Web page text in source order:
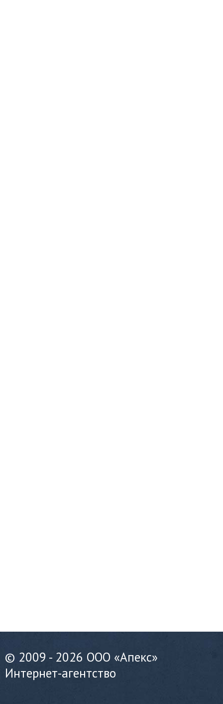
© 2009 - 2026 ООО «Апекс»
Интернет-агентство